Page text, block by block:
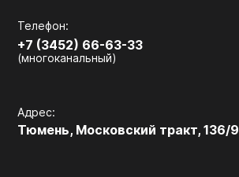
Телефон:
+7 (3452) 66-63-33
(многоканальный)
Адрес:
Тюмень, Московский тракт, 136/9